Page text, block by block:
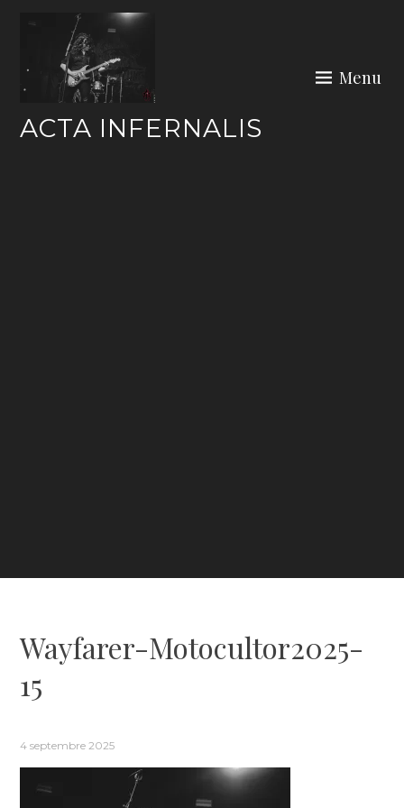
ACTA INFERNALIS
Menu
Wayfarer-Motocultor2025-
15
4 septembre 2025